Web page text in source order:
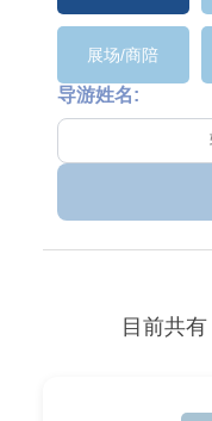
展场/商陪
导游姓名:
目前共有